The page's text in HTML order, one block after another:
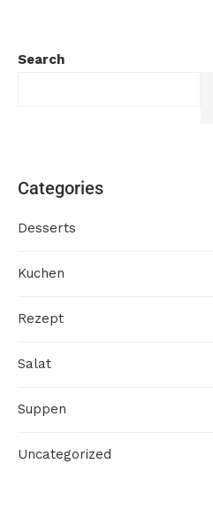
Search
Categories
Desserts
Kuchen
Rezept
Salat
Suppen
Uncategorized